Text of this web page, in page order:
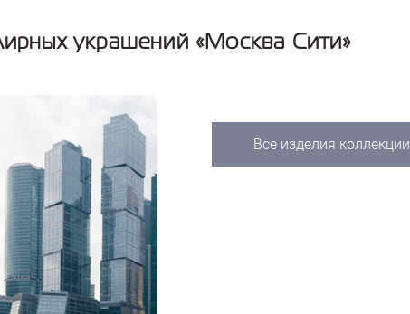
украшений «Москва Сити»
Все изделия коллекции